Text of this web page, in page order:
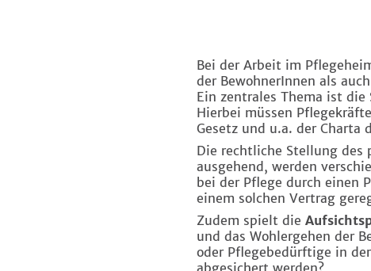
Bei der Arbeit im
der BewohnerInnen als
Ein zentrales Thema ist
Hierbei müssen
Gesetz und u.a. der
Die rechtliche Stellung des
ausgehend, werden
bei der Pflege durch einen
einem solchen Vertrag
Zudem spielt die
und das Wohlergehen der
oder Pflegebedürftige in
abgesichert werden?